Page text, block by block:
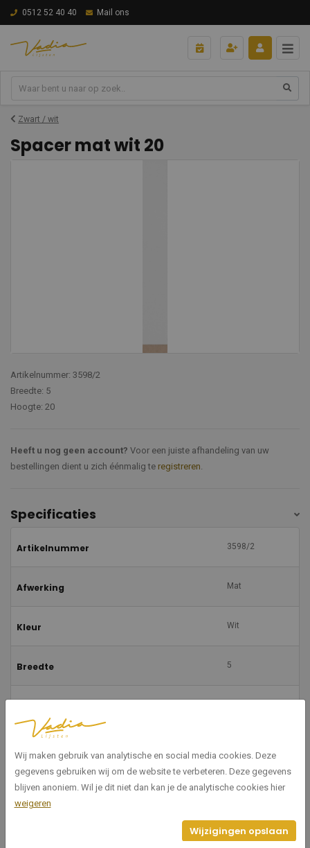
0512 52 40 40 Mail ons
Zwart / wit
Spacer mat wit 20
Artikelnummer: 3598/2
Breedte: 5
Hoogte: 20
Heeft u nog geen account? Voor een juiste afhandeling van uw
bestellingen dient u zich éénmalig te registreren.
Specificaties
Artikelnummer 3598/2
Afwerking Mat
Kleur Wit
Breedte 5
Gerelateerde producten
Wij maken gebruik van analytische en social media cookies. Deze
gegevens gebruiken wij om de website te verbeteren. Deze gegevens
blijven anoniem. Wil je dit niet dan kan je de analytische cookies hier
weigeren
Wijzigingen opslaan